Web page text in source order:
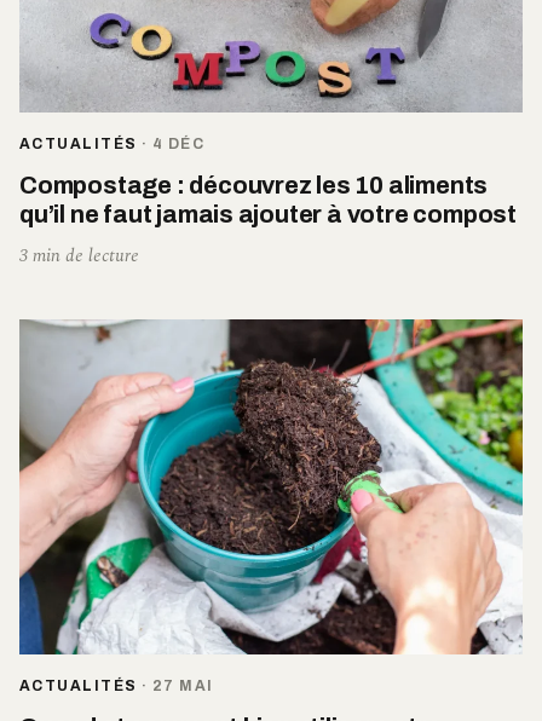
ACTUALITÉS · 4 DÉC
Compostage : découvrez les 10 aliments
qu’il ne faut jamais ajouter à votre compost
3 min de lecture
ACTUALITÉS · 27 MAI